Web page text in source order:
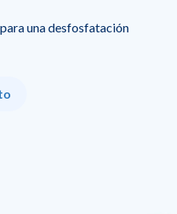
una desfosfatación